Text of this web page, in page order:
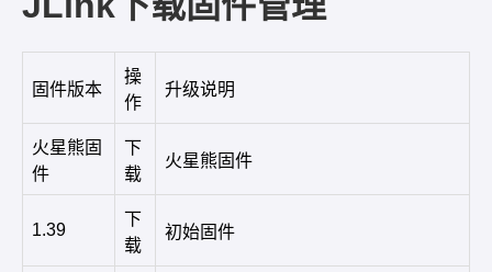
固件版本
操
作
升级说明
火星熊固
件
下
载
火星熊固件
1.39
下
载
初始固件